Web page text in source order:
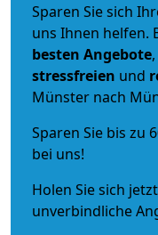
Sparen Sie sich
uns Ihnen helfen.
besten Angebote
stressfreien und
Münster nach
Sparen Sie bis zu
bei uns!
Holen Sie sich
unverbindliche